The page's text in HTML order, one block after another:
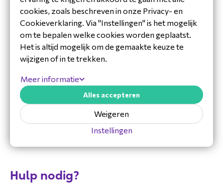
• Hoofdentrees van bedrijfsgebouwen
• Toegangscontrole voor appartementen of
wooncomplexen
• Toegangspoorten en logistieke omgevingen
• Inbouwoplossingen voor maatwerk
• Integraties met beveiligings- en
toegangsbeheersystemen
Inhoud van de doos
De verpakking bevat de standaardcomponenten
te installeren. Hierdoor kun je snel starten met
bestaat uit:
Hulp nodig?
cookies, zoals beschreven in onze Privacy- en
Cookieverklaring. Via "Instellingen" is het mogelijk
om te bepalen welke cookies worden geplaatst.
Het is altijd mogelijk om de gemaakte keuze te
wijzigen of in te trekken.
Meer informatie
Instellingen
Weigeren
Alles accepteren